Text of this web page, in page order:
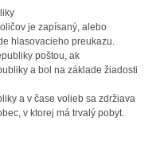
je zapísaný, alebo
hlasovacieho preukazu.
poštou, ak
a bol na základe žiadosti
a v čase volieb sa zdržiava
v ktorej má trvalý pobyt.